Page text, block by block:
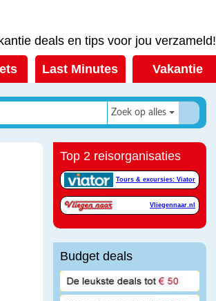
deals en tips voor jou verzameld!
Last Minutes Vakantie
Zoek op alles
Top 2 reisorganisaties
Tours & excursies: Viator
Vliegennaar.nl
Budget deals